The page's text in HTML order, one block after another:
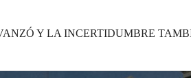
Y LA INCERTIDUMBRE